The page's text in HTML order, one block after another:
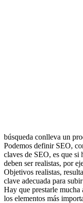
búsqueda conlleva un
Podemos definir SEO,
claves de SEO, es que si
deben ser realistas, por
Objetivos realistas,
clave adecuada para
Hay que prestarle
los elementos más